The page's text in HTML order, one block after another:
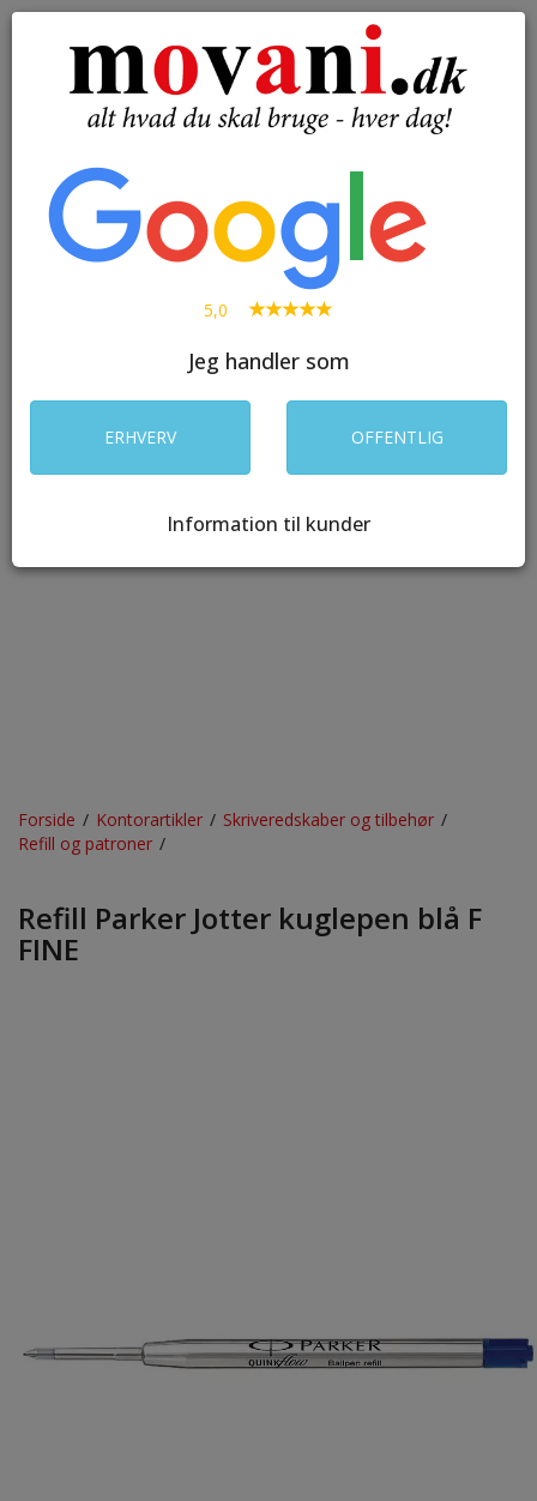
Toggle
Forside / Kontorartikler / Skriveredskaber og tilbehør /
Refill og patroner /
Refill Parker Jotter kuglepen blå F
FINE
5,0
Jeg handler som
ERHVERV OFFENTLIG
Information til kunder